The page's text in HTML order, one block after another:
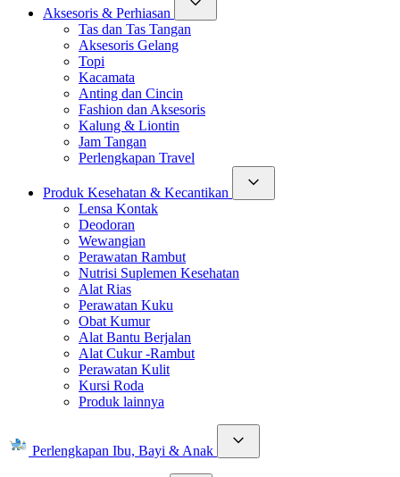
Aksesoris & Perhiasan
Tas dan Tas Tangan
Aksesoris Gelang
Topi
Kacamata
Anting dan Cincin
Fashion dan Aksesoris
Kalung & Liontin
Jam Tangan
Perlengkapan Travel
Produk Kesehatan & Kecantikan
Lensa Kontak
Deodoran
Wewangian
Perawatan Rambut
Nutrisi Suplemen Kesehatan
Alat Rias
Perawatan Kuku
Obat Kumur
Alat Bantu Berjalan
Alat Cukur -Rambut
Perawatan Kulit
Kursi Roda
Produk lainnya
Perlengkapan Ibu, Bayi & Anak